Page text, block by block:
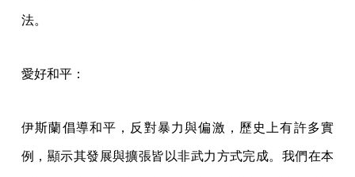
法。
愛好和平：
伊斯蘭倡導和平，反對暴力與偏激，歷史上有許多實
例，顯示其發展與擴張皆以非武力方式完成。我們在本